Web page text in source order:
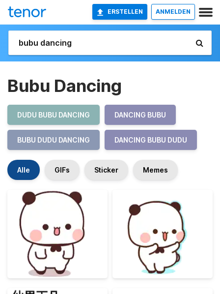
ERSTELLEN ANMELDEN
Bubu Dancing
DUDU BUBU DANCING DANCING BUBU
BUBU DUDU DANCING DANCING BUBU DUDU
Alle GIFs Sticker Memes